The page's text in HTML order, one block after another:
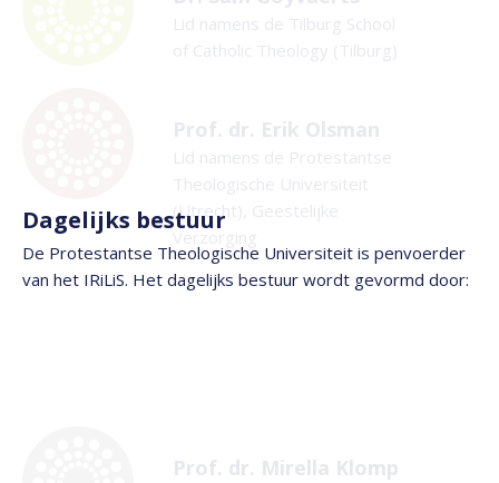
(Utrecht), Geestelijke
Dagelijks bestuur
De Protestantse Theologische Universiteit is penvoerder
van het IRiLiS. Het dagelijks bestuur wordt gevormd door:
Prof. dr. Mirella Klomp